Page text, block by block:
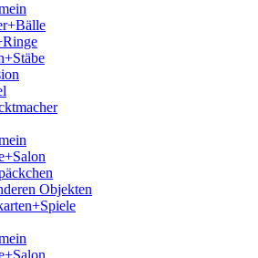
Objekten